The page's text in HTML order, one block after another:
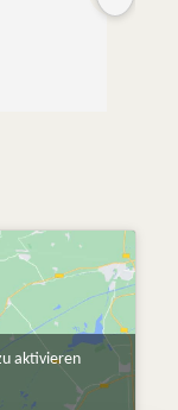
aktivieren